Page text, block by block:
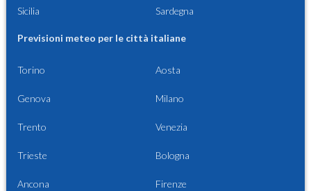
Sicilia Sardegna
Previsioni meteo per le città italiane
Torino Aosta
Genova Milano
Trento Venezia
Trieste Bologna
Ancona Firenze